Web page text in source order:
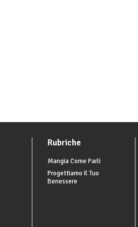
Rubriche
Mangia Come Parli
Progettiamo Il Tuo
Benessere